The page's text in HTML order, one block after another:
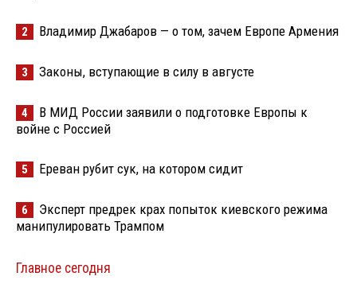
2 Владимир Джабаров — о том, зачем Европе Армения
3 Законы, вступающие в силу в августе
4
В МИД России заявили о подготовке Европы к
войне с Россией
5 Ереван рубит сук, на котором сидит
6
Эксперт предрек крах попыток киевского режима
манипулировать Трампом
Главное сегодня